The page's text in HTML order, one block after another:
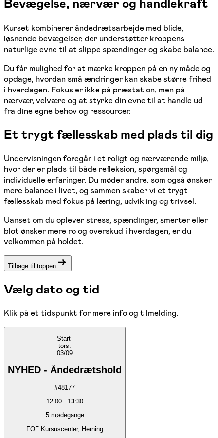
Bevægelse, nærvær og handlekraft
Kurset kombinerer åndedrætsarbejde med blide,
løsnende bevægelser, der understøtter kroppens
naturlige evne til at slippe spændinger og skabe balance.
Du får mulighed for at mærke kroppen på en ny måde og
opdage, hvordan små ændringer kan skabe større frihed
i hverdagen. Fokus er ikke på præstation, men på
nærvær, velvære og at styrke din evne til at handle ud
fra dine egne behov og ressourcer.
Et trygt fællesskab med plads til dig
Undervisningen foregår i et roligt og nærværende miljø,
hvor der er plads til både refleksion, spørgsmål og
individuelle erfaringer. Du møder andre, som også ønsker
mere balance i livet, og sammen skaber vi et trygt
fællesskab med fokus på læring, udvikling og trivsel.
Uanset om du oplever stress, spændinger, smerter eller
blot ønsker mere ro og overskud i hverdagen, er du
velkommen på holdet.
Tilbage til toppen
Vælg dato og tid
Klik på et tidspunkt for mere info og tilmelding.
Start
tors.
03/09
NYHED - Åndedrætshold
#48177
12:00 - 13:30
5 mødegange
FOF Kursuscenter, Herning